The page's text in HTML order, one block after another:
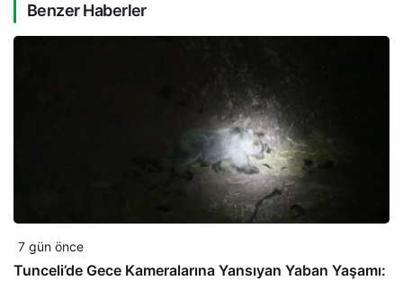
Benzer Haberler
7 gün önce
Tunceli’de Gece Kameralarına Yansıyan Yaban Yaşamı: